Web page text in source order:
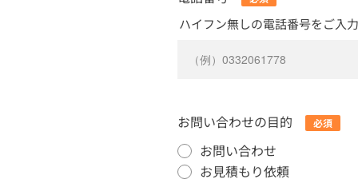
ハイフン無しの電話番号をご入力
お問い合わせの目的
お問い合わせ
お見積もり依頼